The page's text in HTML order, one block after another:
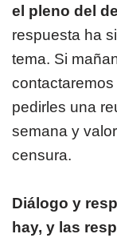
el pleno del
respuesta ha
tema. Si
pedirles una
semana y
censura.
Diálogo y
hay, y las